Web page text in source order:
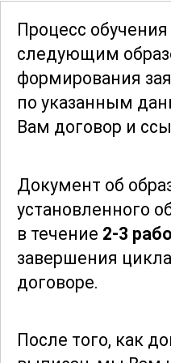
способны
весь цикл работ
тары, начиная от
заканчивая
готового
знания позволят
качественное
материалов,
производство
откройте для
Процесс
следующим
формирования
по указанным
Вам договор и
Документ об
установленного
в течение 2-3
завершения
договоре.
После того, как